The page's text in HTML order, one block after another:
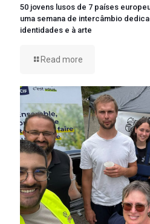
50 jovens lusos de 7 países
uma semana de intercâmbio
identidades e à arte
Read more